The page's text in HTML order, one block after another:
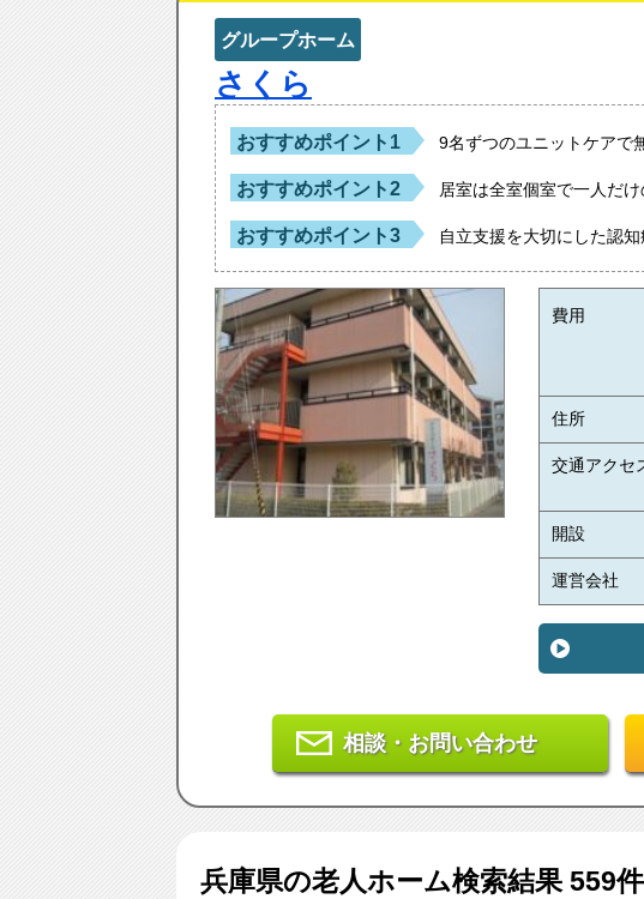
グループホーム
さくら
おすすめポイント1 9名ずつのユニットケアで
おすすめポイント2 居室は全室個室で一人だ
おすすめポイント3 自立支援を大切にした認
費用
住所
交通アクセ
開設
運営会社
相談・お問い合わせ
兵庫県の老人ホーム検索結果 559